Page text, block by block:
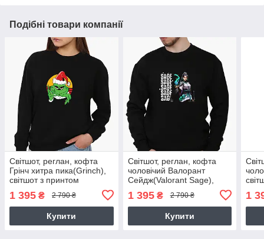
Подібні товари компанії
Світшот, реглан, кофта
Грінч хитра пика(Grinch),
світшот з принтом
1 395 ₴ 2 790 ₴
Купити
Світшот, реглан, кофта
чоловічий Валорант
Сейдж(Valorant Sage),
1 395₴ 2 790 ₴
Купити
1